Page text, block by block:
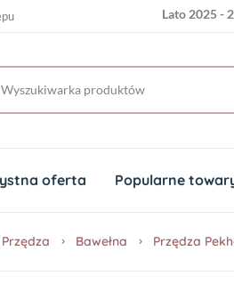
Lato 2025 -
oferta Popularne
Przędza Bawełna Przędza